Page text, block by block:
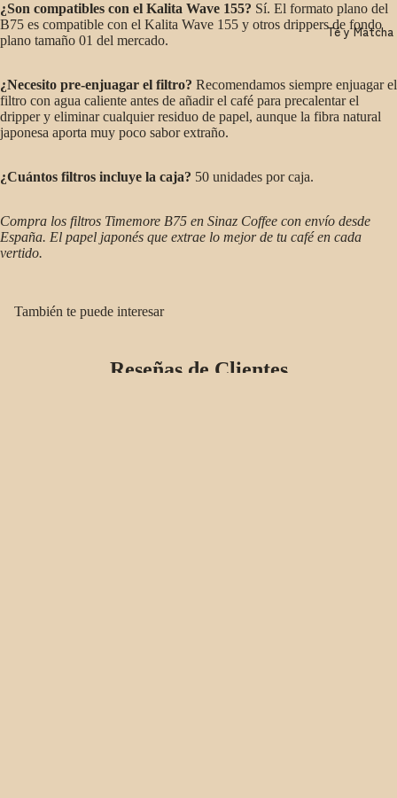
Té y Matcha
¿Son compatibles con el Kalita Wave 155? Sí. El formato plano del
B75 es compatible con el Kalita Wave 155 y otros drippers de fondo
plano tamaño 01 del mercado.
¿Necesito pre-enjuagar el filtro? Recomendamos siempre enjuagar el
filtro con agua caliente antes de añadir el café para precalentar el
dripper y eliminar cualquier residuo de papel, aunque la fibra natural
japonesa aporta muy poco sabor extraño.
¿Cuántos filtros incluye la caja? 50 unidades por caja.
Compra los filtros Timemore B75 en Sinaz Coffee con envío desde
España. El papel japonés que extrae lo mejor de tu café en cada
vertido.
También te puede interesar
Reseñas de Clientes